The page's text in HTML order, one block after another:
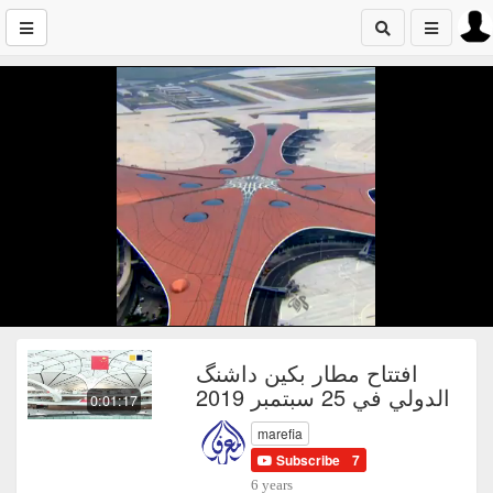
0:01:17
افتتاح مطار بكين داشنگ
الدولي في 25 سبتمبر 2019
marefia
Subscribe 7
6 years